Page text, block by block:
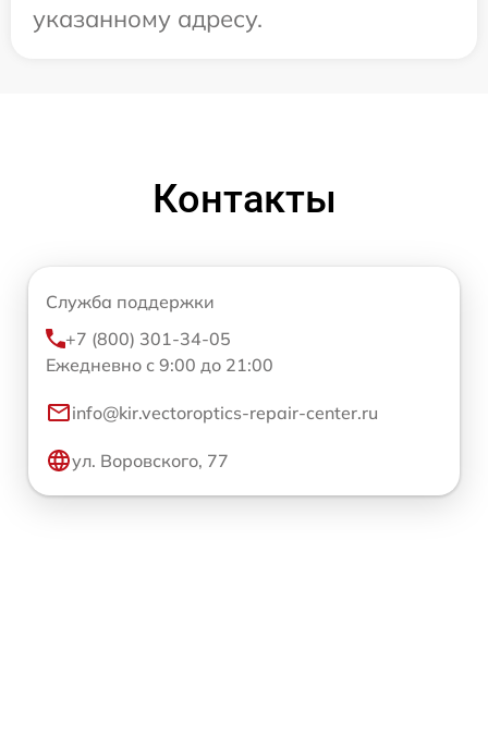
указанному адресу.
Контакты
Служба поддержки
+7 (800) 301-34-05
Ежедневно с 9:00 до 21:00
info@kir.vectoroptics-repair-center.ru
ул. Воровского, 77